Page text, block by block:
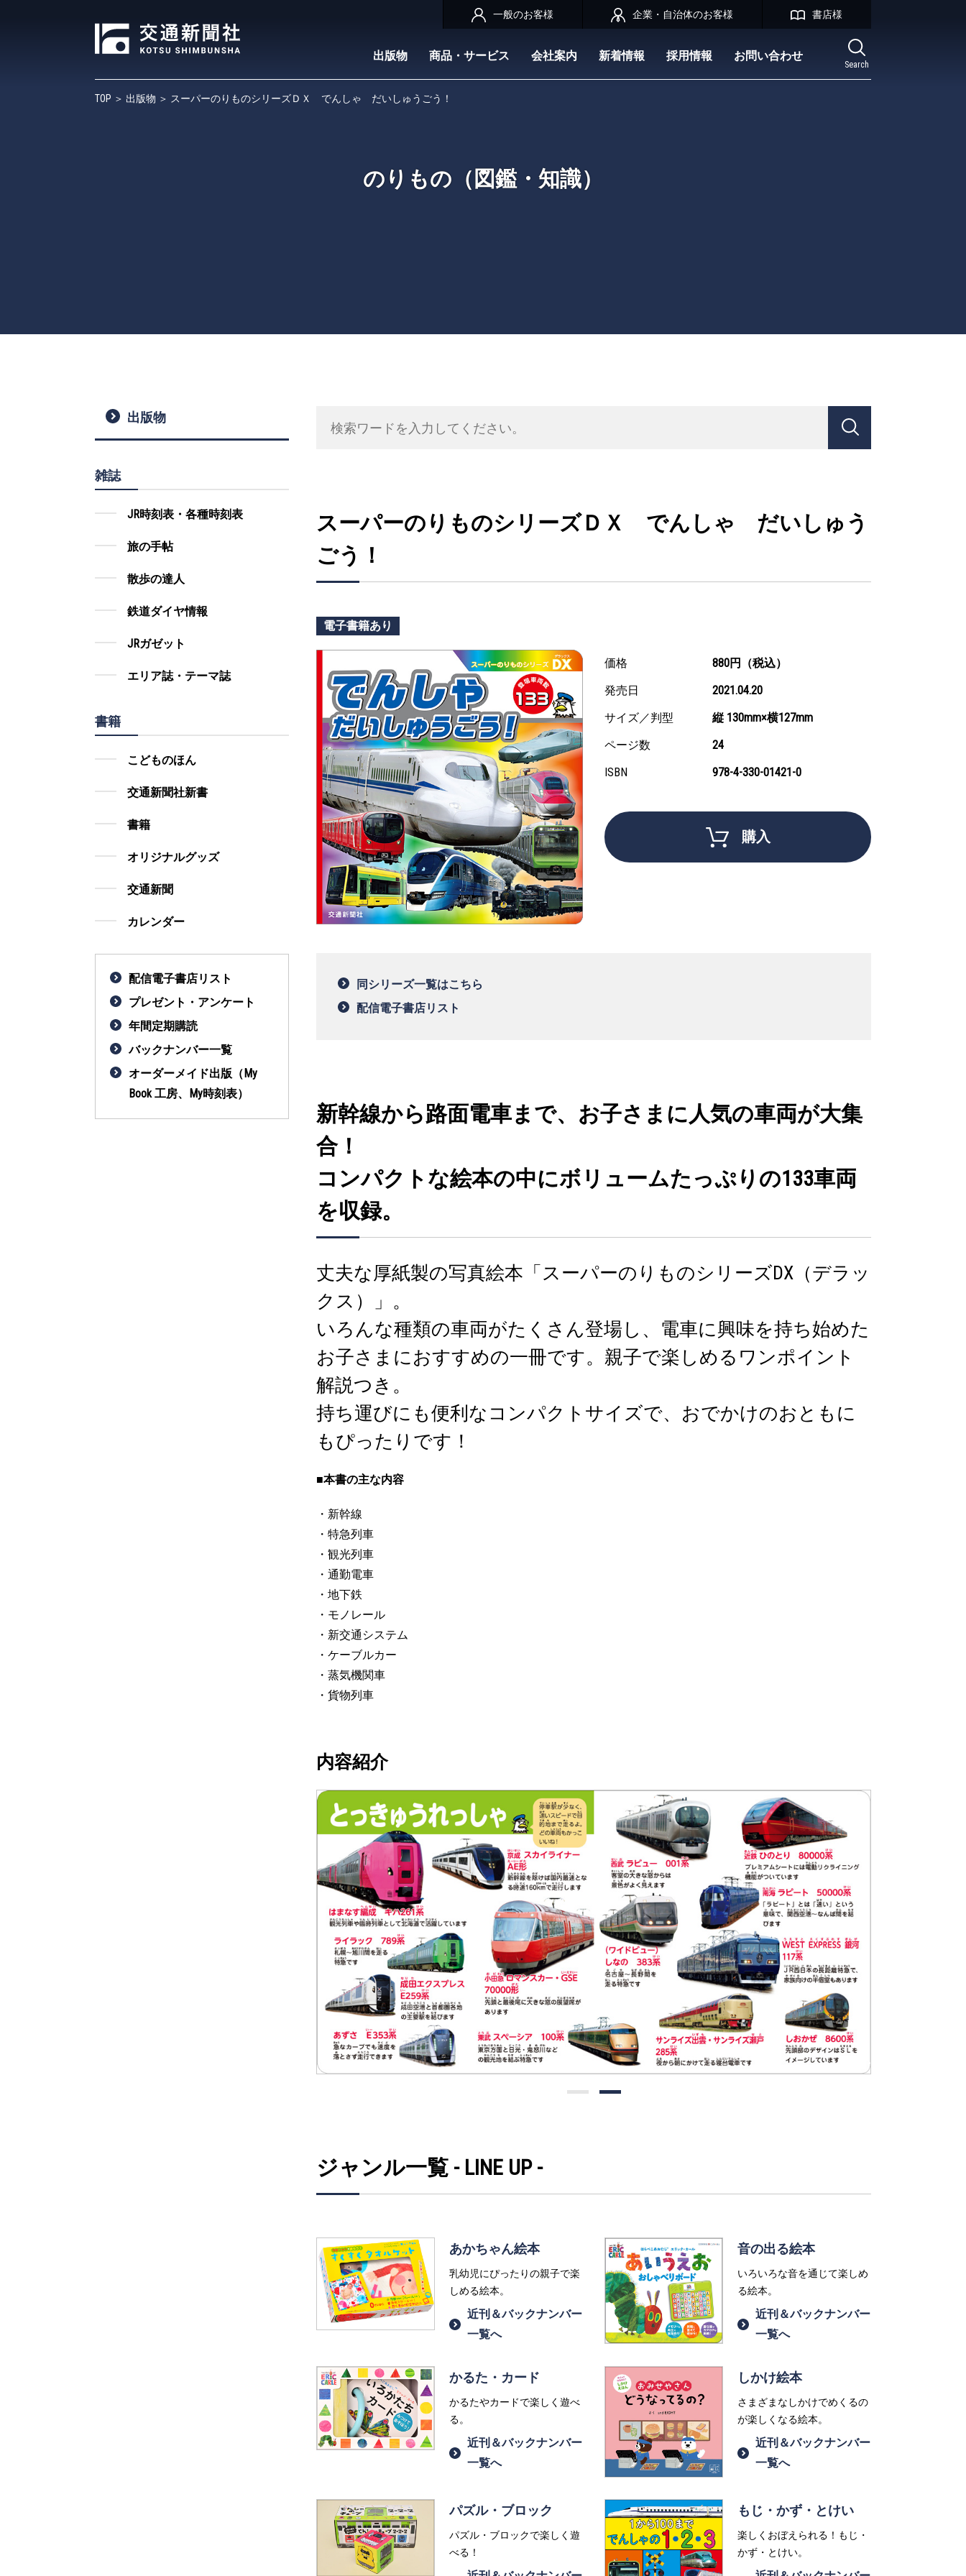
Search
出版物 商品・サービス 会社案内 新着情報 採用情報 お問い合わせ
一般のお客様 企業・自治体のお客様 書店様
TOP ＞ 出版物 ＞ スーパーのりものシリーズＤＸ でんしゃ だいしゅうごう！
のりもの（図鑑・知識）
出版物
雑誌
JR時刻表・各種時刻表
旅の手帖
散歩の達人
鉄道ダイヤ情報
JRガゼット
エリア誌・テーマ誌
書籍
こどものほん
交通新聞社新書
書籍
オリジナルグッズ
交通新聞
カレンダー
配信電子書店リスト
プレゼント・アンケート
年間定期購読
バックナンバー一覧
オーダーメイド出版（My
Book 工房、My時刻表）
スーパーのりものシリーズＤＸ でんしゃ だいしゅう
ごう！
電子書籍あり
価格
880円（税込）
発売日
2021.04.20
サイズ／判型
縦 130mm×横127mm
ページ数
24
ISBN
978-4-330-01421-0
購入
同シリーズ一覧はこちら
配信電子書店リスト
新幹線から路面電車まで、お子さまに人気の車両が大集
合！
コンパクトな絵本の中にボリュームたっぷりの133車両
を収録。
丈夫な厚紙製の写真絵本「スーパーのりものシリーズDX（デラッ
クス）」。
いろんな種類の車両がたくさん登場し、電車に興味を持ち始めた
お子さまにおすすめの一冊です。親子で楽しめるワンポイント
解説つき。
持ち運びにも便利なコンパクトサイズで、おでかけのおともに
もぴったりです！
■本書の主な内容
・新幹線
・特急列車
・観光列車
・通勤電車
・地下鉄
・モノレール
・新交通システム
・ケーブルカー
・蒸気機関車
・貨物列車
内容紹介
ジャンル一覧 - LINE UP -
あかちゃん絵本
乳幼児にぴったりの親子で楽
しめる絵本。
近刊＆バックナンバー
一覧へ
音の出る絵本
いろいろな音を通じて楽しめ
る絵本。
近刊＆バックナンバー
一覧へ
かるた・カード
かるたやカードで楽しく遊べ
る。
近刊＆バックナンバー
一覧へ
しかけ絵本
さまざまなしかけでめくるの
が楽しくなる絵本。
近刊＆バックナンバー
一覧へ
パズル・ブロック
パズル・ブロックで楽しく遊
べる！
もじ・かず・とけい
楽しくおぼえられる！もじ・
かず・とけい。